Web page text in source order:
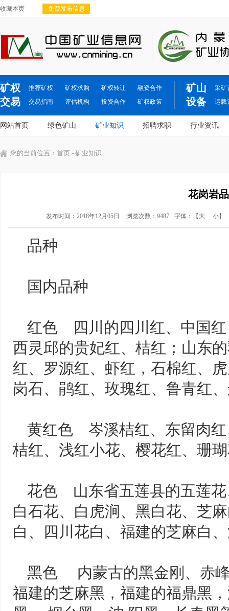
收藏本页 免费发布信息
矿权
交易
推荐矿权 矿权求购 矿权转让
融资合作
交易指南
评估机构 投资合作 矿权政策
矿山
设备
采矿
运载
网站首页 绿色矿山 矿业知识 招聘求职 行业资讯
您的当前位置： 首页 - 矿业知识
花岗岩
发布时间：2018年12月05日 浏览次数：9487 字体：【 大 小】
品种
国内品种
红色 四川的四川红、中国红
西灵邱的贵妃红、桔红；山东
红、罗源红、虾红，石棉红、
岗石、鹃红、玫瑰红、鲁青红
黄红色 岑溪桔红、东留肉红
桔红、浅红小花、樱花红、珊
花色 山东省五莲县的五莲花
白石花、白虎涧、黑白花、芝
白、四川花白、福建的芝麻白
黑色 内蒙古的黑金刚、赤
福建的芝麻黑，福建的福鼎黑